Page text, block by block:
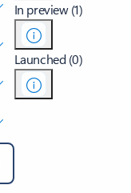
In preview (1)
Launched (0)